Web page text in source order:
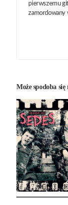
pierwszemu
zamordowany
Może spodoba